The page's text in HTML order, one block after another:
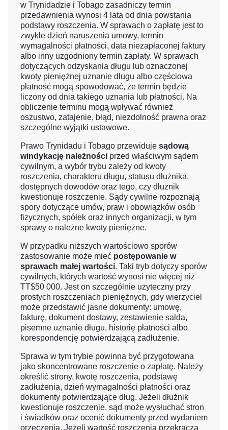
w Trynidadzie i Tobago zasadniczy termin
przedawnienia wynosi 4 lata od dnia powstania
podstawy roszczenia. W sprawach o zapłatę jest to
zwykle dzień naruszenia umowy, termin
wymagalności płatności, data niezapłaconej faktury
albo inny uzgodniony termin zapłaty. W sprawach
dotyczących odzyskania długu lub oznaczonej
kwoty pieniężnej uznanie długu albo częściowa
płatność mogą spowodować, że termin będzie
liczony od dnia takiego uznania lub płatności. Na
obliczenie terminu mogą wpływać również
oszustwo, zatajenie, błąd, niezdolność prawna oraz
szczególne wyjątki ustawowe.
Prawo Trynidadu i Tobago przewiduje sądową
windykację należności przed właściwym sądem
cywilnym, a wybór trybu zależy od kwoty
roszczenia, charakteru długu, statusu dłużnika,
dostępnych dowodów oraz tego, czy dłużnik
kwestionuje roszczenie. Sądy cywilne rozpoznają
spory dotyczące umów, praw i obowiązków osób
fizycznych, spółek oraz innych organizacji, w tym
sprawy o należne kwoty pieniężne.
W przypadku niższych wartościowo sporów
zastosowanie może mieć postępowanie w
sprawach małej wartości. Taki tryb dotyczy sporów
cywilnych, których wartość wynosi nie więcej niż
TT$50 000. Jest on szczególnie użyteczny przy
prostych roszczeniach pieniężnych, gdy wierzyciel
może przedstawić jasne dokumenty: umowę,
fakturę, dokument dostawy, zestawienie salda,
pisemne uznanie długu, historię płatności albo
korespondencję potwierdzającą zadłużenie.
Sprawa w tym trybie powinna być przygotowana
jako skoncentrowane roszczenie o zapłatę. Należy
określić strony, kwotę roszczenia, podstawę
zadłużenia, dzień wymagalności płatności oraz
dokumenty potwierdzające dług. Jeżeli dłużnik
kwestionuje roszczenie, sąd może wysłuchać stron
i świadków oraz ocenić dokumenty przed wydaniem
orzeczenia. Jeżeli wartość roszczenia przekracza